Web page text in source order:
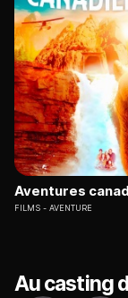
Aventures
FILMS AVENTURE
Au casting